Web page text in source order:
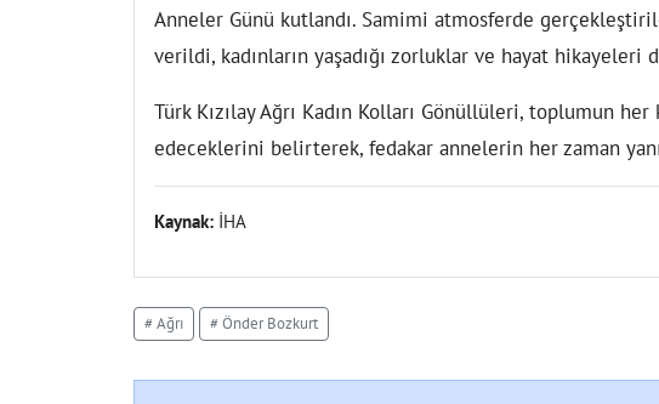
Anneler Günü kutlandı. Samimi atmosferde
verildi, kadınların yaşadığı zorluklar ve hayat hikayeleri
Türk Kızılay Ağrı Kadın Kolları Gönüllüleri, toplumun
edeceklerini belirterek, fedakar annelerin her zaman
Kaynak: İHA
# Ağrı # Önder Bozkurt